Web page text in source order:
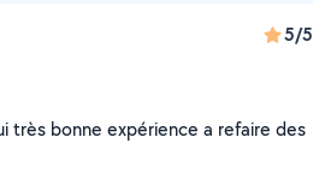
5/5
très bonne expérience a refaire des